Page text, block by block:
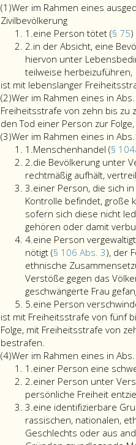
(1)Absatz
eins
Wer im Rahmen eines
Zivilbevölkerung
1.Ziffer
eins
eine Person tötet (§ 75
2.Ziffer
2
in der Absicht, eine
hiervon unter
teilweise herbeizuführen,
ist mit lebenslanger
(2)Absatz
2
Wer im Rahmen eines in
Freiheitsstrafe von zehn bis zu
den Tod einer Person zur
(3)Absatz
3
Wer im Rahmen eines in
1.Ziffer
eins
Menschenhandel (§
2.Ziffer
2
die Bevölkerung unter
rechtmäßig aufhält,
3.Ziffer
3
einer Person, die sich
Kontrolle befindet, große
sofern sich diese nicht
gehören oder damit
4.Ziffer
4
eine Person
nötigt (§ 106 Abs. 3), der
ethnische
Verstöße gegen das
geschwängerte Frau
5.Ziffer
5
eine Person
ist mit Freiheitsstrafe von fünf
Folge, mit Freiheitsstrafe von
bestrafen.
(4)Absatz
4
Wer im Rahmen eines in
1.Ziffer
eins
einer Person eine
2.Ziffer
2
einer Person unter
persönliche Freiheit
3.Ziffer
3
eine identifizierbare
rassischen, nationalen,
Geschlechts oder aus